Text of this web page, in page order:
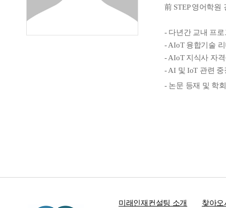
前 STEP 영어학원
- 다년간 교내 프
- AIoT 융합기술
- AIoT 지식사 자
- AI 및 IoT 관련
- 논문 등재 및 학
미래인재컨설팅 소개 찾아